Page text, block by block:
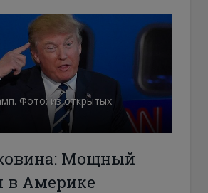
Фото: из открытых
Мощный
в Америке